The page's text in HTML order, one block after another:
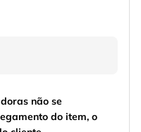
não se
do item, o